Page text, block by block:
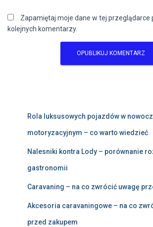
Zapamiętaj moje dane w tej przeglądarce
kolejnych komentarzy.
Rola luksusowych pojazdów w
motoryzacyjnym – co warto wiedzieć
Nalesniki kontra Lody – porównanie
gastronomii
Caravaning – na co zwrócić uwagę
Akcesoria caravaningowe – na co
przed zakupem